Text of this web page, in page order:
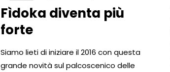
Fìdoka diventa più
forte
Siamo lieti di iniziare il 2016 con questa
grande novità sul palcoscenico delle